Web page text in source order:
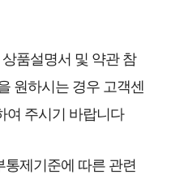
품설명서 및 약관 참
원하시는 경우 고객센
여 주시기 바랍니다
제기준에 따른 관련